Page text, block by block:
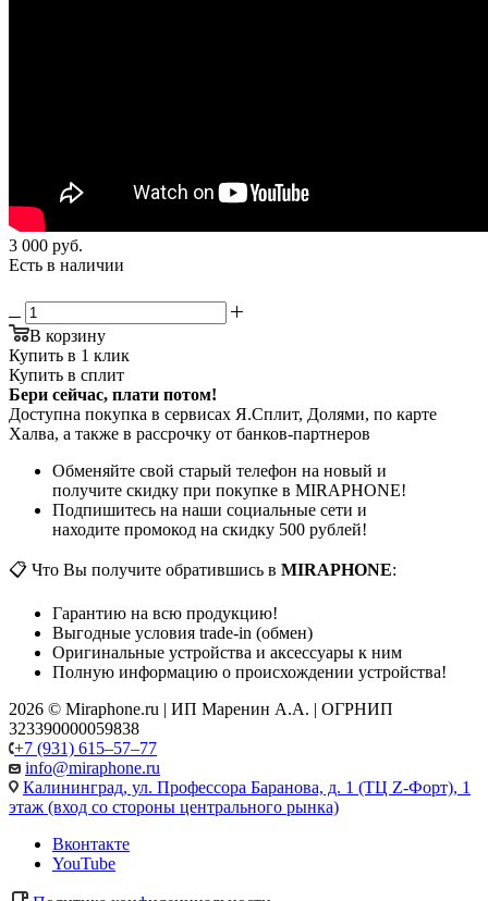
3 000 руб.
Есть в наличии
В корзину
Купить в 1 клик
Купить в сплит
Бери сейчас, плати потом!
Доступна покупка в сервисах Я.Сплит, Долями, по карте
Халва, а также в рассрочку от банков-партнеров
Обменяйте свой старый телефон на новый и
получите скидку при покупке в MIRAPHONE!
Подпишитесь на наши социальные сети и
находите промокод на скидку 500 рублей!
📋 Что Вы получите обратившись в MIRAPHONE:
Гарантию на всю продукцию!
Выгодные условия trade-in (обмен)
Оригинальные устройства и аксессуары к ним
Полную информацию о происхождении устройства!
2026 © Miraphone.ru | ИП Маренин А.А. | ОГРНИП
323390000059838
+7 (931) 615‒57‒77
info@miraphone.ru
Калининград, ул. Профессора Баранова, д. 1 (ТЦ Z-Форт), 1
этаж (вход со стороны центрального рынка)
Вконтакте
YouTube